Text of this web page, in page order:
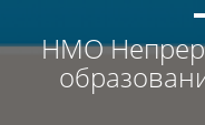
НМО